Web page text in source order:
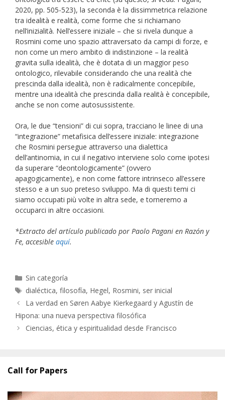
2020, pp. 505-523), la seconda è la dissimmetrica relazione
tra idealità e realità, come forme che si richiamano
nell’inizialità. Nell’essere iniziale – che si rivela dunque a
Rosmini come uno spazio attraversato da campi di forze, e
non come un mero ambito di indistinzione – la realità
gravita sulla idealità, che è dotata di un maggior peso
ontologico, rilevabile considerando che una realità che
prescinda dalla idealità, non è radicalmente concepibile,
mentre una idealità che prescinda dalla realità è concepibile,
anche se non come autosussistente.
Ora, le due “tensioni” di cui sopra, tracciano le linee di una
“integrazione” metafisica dell’essere iniziale: integrazione
che Rosmini persegue attraverso una dialettica
dell’antinomia, in cui il negativo interviene solo come ipotesi
da superare “deontologicamente” (ovvero
apagogicamente), e non come fattore intrinseco all’essere
stesso e a un suo preteso sviluppo. Ma di questi temi ci
siamo occupati più volte in altra sede, e torneremo a
occuparci in altre occasioni.
*Extracto del artículo publicado por Paolo Pagani en Razón y
Fe, accesible aquí.
Categorías
Sin categoría
Etiquetas
dialéctica,filosofía, Hegel, Rosmini, ser inicial
La verdad en Søren Aabye Kierkegaard y Agustín de
Hipona: una nueva perspectiva filosófica
Ciencias, ética y espiritualidad desde Francisco
Call for Papers